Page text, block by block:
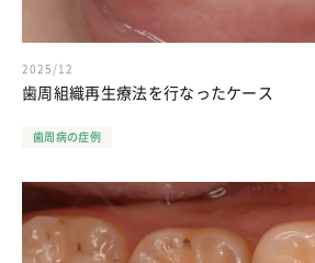
2025/12
歯周組織再生療法を行なったケース
歯周病の症例